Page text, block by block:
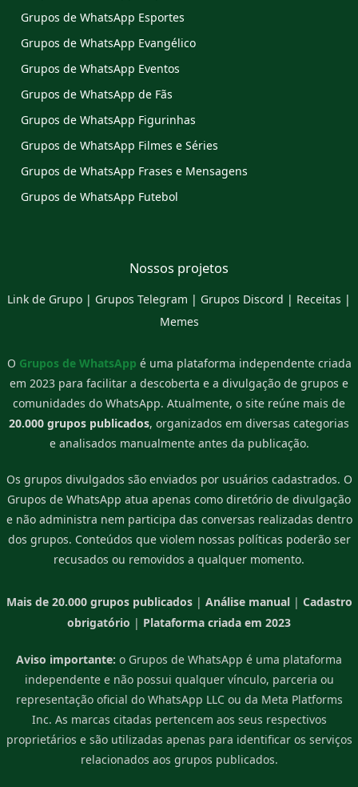
Grupos de WhatsApp Esportes
Grupos de WhatsApp Evangélico
Grupos de WhatsApp Eventos
Grupos de WhatsApp de Fãs
Grupos de WhatsApp Figurinhas
Grupos de WhatsApp Filmes e Séries
Grupos de WhatsApp Frases e Mensagens
Grupos de WhatsApp Futebol
Nossos projetos
Link de Grupo | Grupos Telegram | Grupos Discord | Receitas |
Memes
O Grupos de WhatsApp é uma plataforma independente criada
em 2023 para facilitar a descoberta e a divulgação de grupos e
comunidades do WhatsApp. Atualmente, o site reúne mais de
20.000 grupos publicados, organizados em diversas categorias
e analisados manualmente antes da publicação.
Os grupos divulgados são enviados por usuários cadastrados. O
Grupos de WhatsApp atua apenas como diretório de divulgação
e não administra nem participa das conversas realizadas dentro
dos grupos. Conteúdos que violem nossas políticas poderão ser
recusados ou removidos a qualquer momento.
Mais de 20.000 grupos publicados| Análise manual| Cadastro
obrigatório | Plataforma criada em 2023
Aviso importante: o Grupos de WhatsApp é uma plataforma
independente e não possui qualquer vínculo, parceria ou
representação oficial do WhatsApp LLC ou da Meta Platforms
Inc. As marcas citadas pertencem aos seus respectivos
proprietários e são utilizadas apenas para identificar os serviços
relacionados aos grupos publicados.